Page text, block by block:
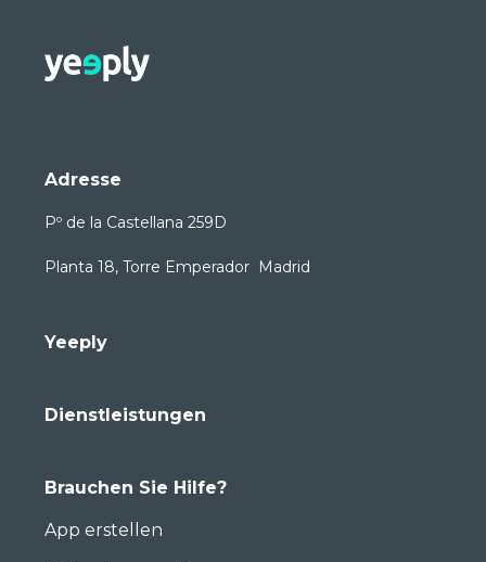
Adresse
Pº de la Castellana 259D
Planta 18, Torre Emperador Madrid
Yeeply
Dienstleistungen
Brauchen Sie Hilfe?
App erstellen